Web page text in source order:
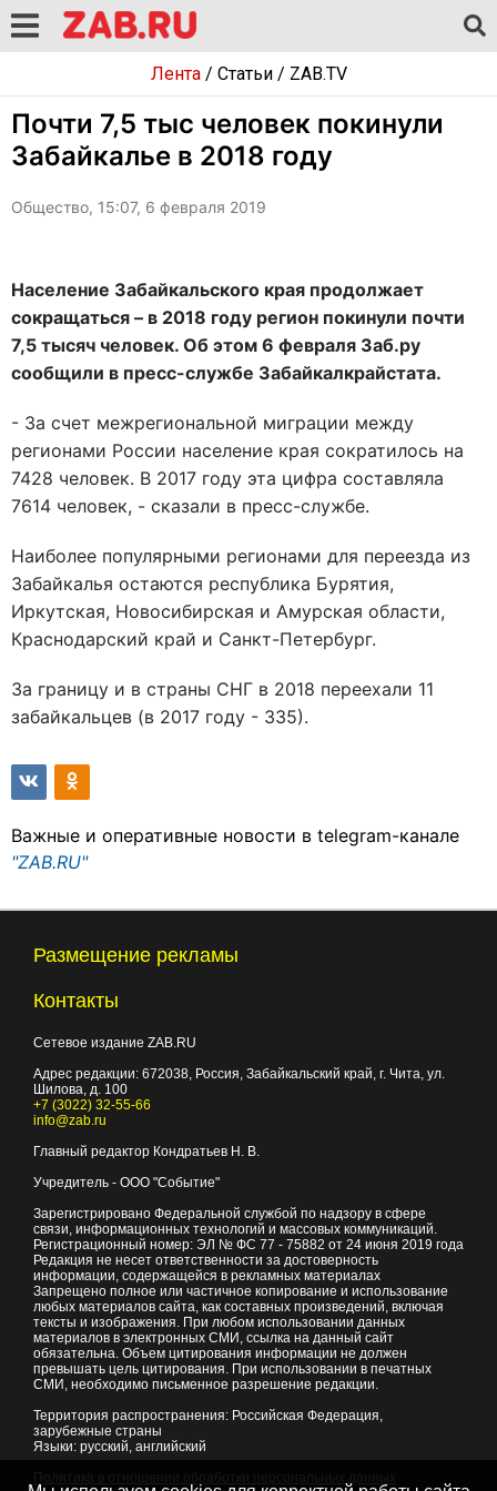
Лента/ Статьи/ ZAB.TV
Почти 7,5 тыс человек покинули
Забайкалье в 2018 году
Общество, 15:07, 6 февраля 2019
Население Забайкальского края продолжает
сокращаться – в 2018 году регион покинули почти
7,5 тысяч человек. Об этом 6 февраля Заб.ру
сообщили в пресс-службе Забайкалкрайстата.
- За счет межрегиональной миграции между
регионами России население края сократилось на
7428 человек. В 2017 году эта цифра составляла
7614 человек, - сказали в пресс-службе.
Наиболее популярными регионами для переезда из
Забайкалья остаются республика Бурятия,
Иркутская, Новосибирская и Амурская области,
Краснодарский край и Санкт-Петербург.
За границу и в страны СНГ в 2018 переехали 11
забайкальцев (в 2017 году - 335).
Важные и оперативные новости в telegram-канале
"ZAB.RU"
Размещение рекламы
Контакты
Сетевое издание ZAB.RU
Адрес редакции: 672038, Россия, Забайкальский край, г. Чита, ул.
Шилова, д. 100
+7 (3022) 32-55-66
info@zab.ru
Главный редактор Кондратьев Н. В.
Учредитель - ООО "Событие"
Зарегистрировано Федеральной службой по надзору в сфере
связи, информационных технологий и массовых коммуникаций.
Регистрационный номер: ЭЛ № ФС 77 - 75882 от 24 июня 2019 года
Редакция не несет ответственности за достоверность
информации, содержащейся в рекламных материалах
Запрещено полное или частичное копирование и использование
любых материалов сайта, как составных произведений, включая
тексты и изображения. При любом использовании данных
материалов в электронных СМИ, ссылка на данный сайт
обязательна. Объем цитирования информации не должен
превышать цель цитирования. При использовании в печатных
СМИ, необходимо письменное разрешение редакции.
Территория распространения: Российская Федерация,
зарубежные страны
Языки: русский, английский